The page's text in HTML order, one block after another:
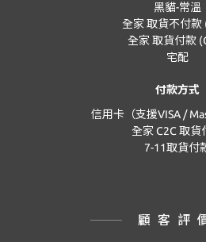
黑貓-常溫
全家 取貨不付款
全家 取貨付款
宅配
付款方式
信用卡（支援VISA /
全家 C2C 取貨
7-11取貨付
顧客評